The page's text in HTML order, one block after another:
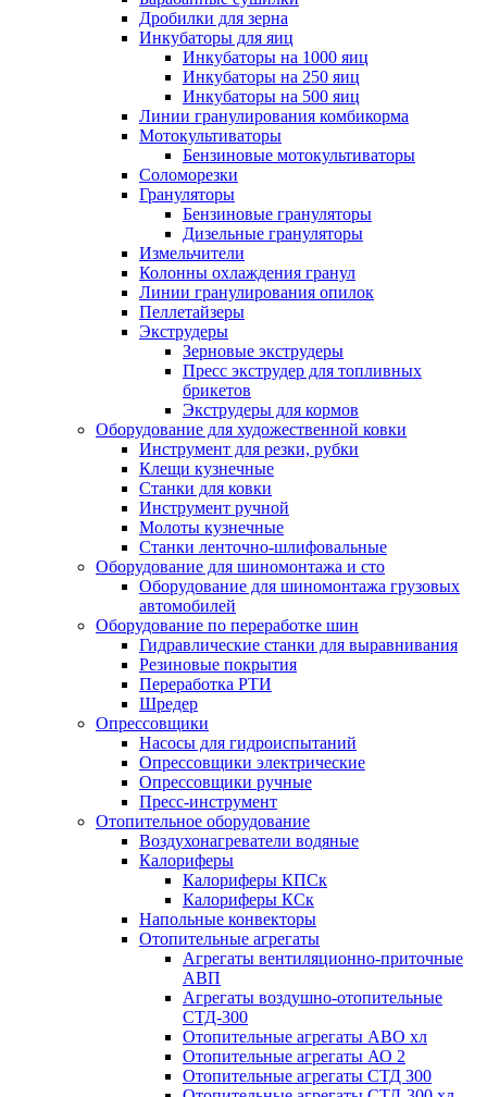
Дробилки для зерна
Инкубаторы для яиц
Инкубаторы на 1000 яиц
Инкубаторы на 250 яиц
Инкубаторы на 500 яиц
Линии гранулирования комбикорма
Мотокультиваторы
Бензиновые мотокультиваторы
Соломорезки
Грануляторы
Бензиновые грануляторы
Дизельные грануляторы
Измельчители
Колонны охлаждения гранул
Линии гранулирования опилок
Пеллетайзеры
Экструдеры
Зерновые экструдеры
Пресс экструдер для топливных
брикетов
Экструдеры для кормов
Оборудование для художественной ковки
Инструмент для резки, рубки
Клещи кузнечные
Станки для ковки
Инструмент ручной
Молоты кузнечные
Станки ленточно-шлифовальные
Оборудование для шиномонтажа и сто
Оборудование для шиномонтажа грузовых
автомобилей
Оборудование по переработке шин
Гидравлические станки для выравнивания
Резиновые покрытия
Переработка РТИ
Шредер
Опрессовщики
Насосы для гидроиспытаний
Опрессовщики электрические
Опрессовщики ручные
Пресс-инструмент
Отопительное оборудование
Воздухонагреватели водяные
Калориферы
Калориферы КПСк
Калориферы КСк
Напольные конвекторы
Отопительные агрегаты
Агрегаты вентиляционно-приточные
АВП
Агрегаты воздушно-отопительные
СТД-300
Отопительные агрегаты АВО хл
Отопительные агрегаты АО 2
Отопительные агрегаты СТД 300